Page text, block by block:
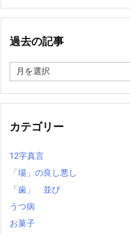
過去の記事
去
記
カテゴリー
12字真言
「場」の良し悪し
「歯」 並び
うつ病
お菓子